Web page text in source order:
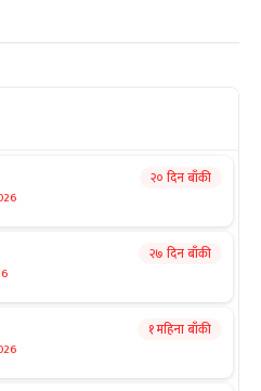
२० दिन बाँकी
२७ दिन बाँकी
१ महिना बाँकी